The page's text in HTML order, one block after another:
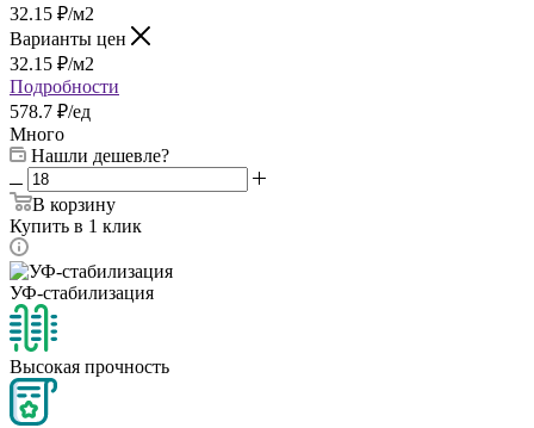
32.15 ₽/м2
Варианты цен
32.15 ₽/м2
Подробности
578.7 ₽/ед
Много
Нашли дешевле?
В корзину
Купить в 1 клик
УФ-стабилизация
Высокая прочность